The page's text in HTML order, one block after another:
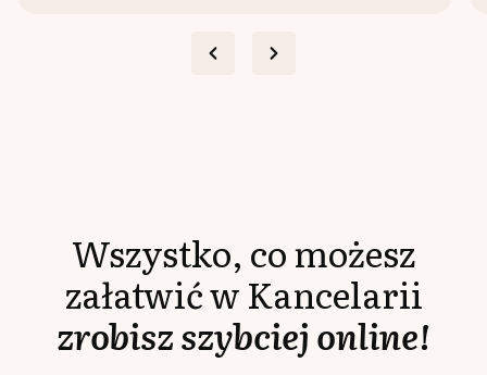
Wszystko, co możesz
załatwić w Kancelarii
zrobisz szybciej online!